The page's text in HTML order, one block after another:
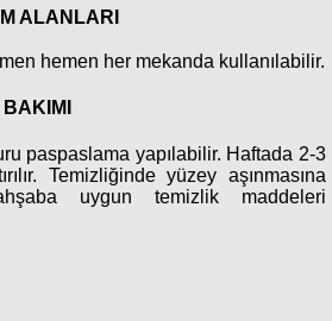
ALANLARI
hemen her mekanda kullanılabilir.
paspaslama yapılabilir. Haftada 2-3
Temizliğinde yüzey aşınmasına
uygun temizlik maddeleri